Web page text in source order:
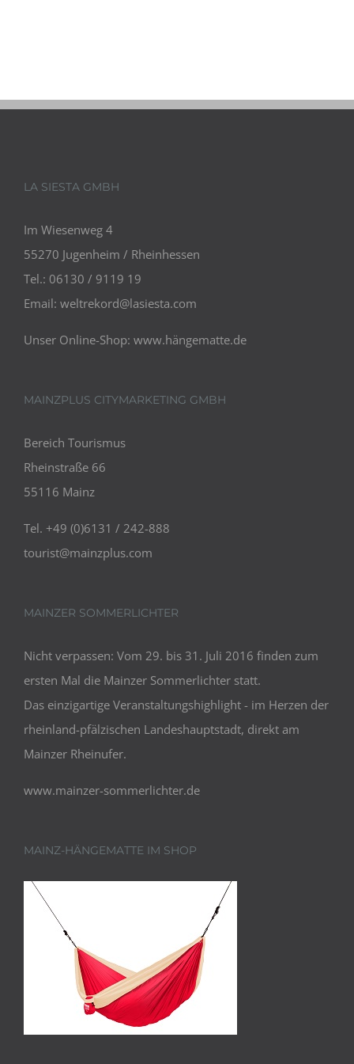
LA SIESTA GMBH
Im Wiesenweg 4
55270 Jugenheim / Rheinhessen
Tel.: 06130 / 9119 19
Email: weltrekord@lasiesta.com
Unser Online-Shop: www.hängematte.de
MAINZPLUS CITYMARKETING GMBH
Bereich Tourismus
Rheinstraße 66
55116 Mainz
Tel. +49 (0)6131 / 242-888
tourist@mainzplus.com
MAINZER SOMMERLICHTER
Nicht verpassen: Vom 29. bis 31. Juli 2016 finden zum
ersten Mal die Mainzer Sommerlichter statt.
Das einzigartige Veranstaltungshighlight - im Herzen der
rheinland-pfälzischen Landeshauptstadt, direkt am
Mainzer Rheinufer.
www.mainzer-sommerlichter.de
MAINZ-HÄNGEMATTE IM SHOP